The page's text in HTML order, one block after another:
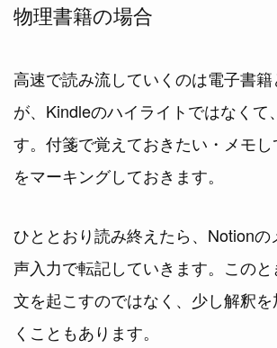
物理書籍の場合
高速で読み流していくのは電子書
が、Kindleのハイライトではなくて
す。付箋で覚えておきたい・メモ
をマーキングしておきます。
ひととおり読み終えたら、Notion
声入力で転記していきます。この
文を起こすのではなく、少し解釈
くこともあります。